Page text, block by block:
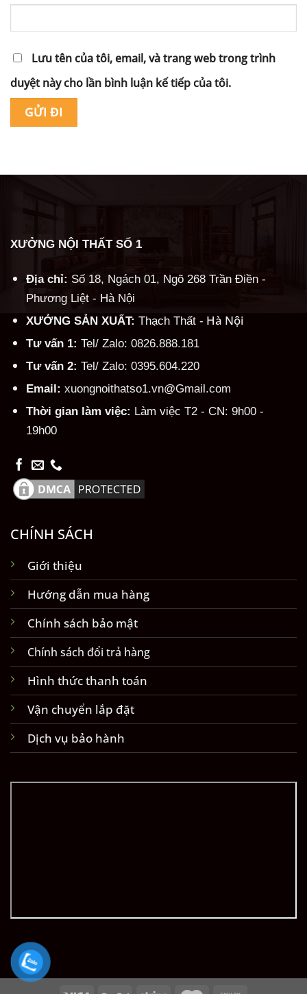
Lưu tên của tôi, email, và trang web trong trình
duyệt này cho lần bình luận kế tiếp của tôi.
XƯỞNG NỘI THẤT SỐ 1
Địa chỉ: Số 18, Ngách 01, Ngõ 268 Trần Điền -
Phương Liệt - Hà Nội
XƯỞNG SẢN XUẤT: Thạch Thất - Hà Nội
Tư vấn 1: Tel/ Zalo: 0826.888.181
Tư vấn 2: Tel/ Zalo: 0395.604.220
Email: xuongnoithatso1.vn@Gmail.com
Thời gian làm việc: Làm việc T2 - CN: 9h00 -
19h00
CHÍNH SÁCH
Giới thiệu
Hướng dẫn mua hàng
Chính sách bảo mật
Chính sách đổi trả hàng
Hình thức thanh toán
Vận chuyển lắp đặt
Dịch vụ bảo hành